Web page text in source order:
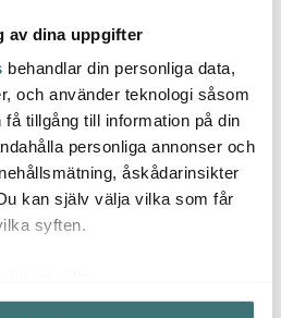
av dina uppgifter
behandlar din personliga data,
och använder teknologi såsom
tillgång till information på din
personliga annonser och
åskådarinsikter
kan själv välja vilka som får
syften.
om din geografiska plats som
Born In Sweden
Grytunderlägg Kork 21
cm Natur
99 kr
I lager
Born